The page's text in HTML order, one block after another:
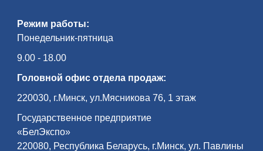
Режим работы:
Понедельник-пятница
9.00 - 18.00
Головной офис отдела продаж:
220030, г.Минск, ул.Мясникова 76, 1 этаж
Государственное предприятие
«БелЭкспо»
220080, Республика Беларусь, г.Минск, ул. Павлины